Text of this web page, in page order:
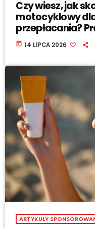
Czy wiesz, jak
motocyklowy
przepłacania?
today 14 LIPCA 2026
ARTYKUŁY